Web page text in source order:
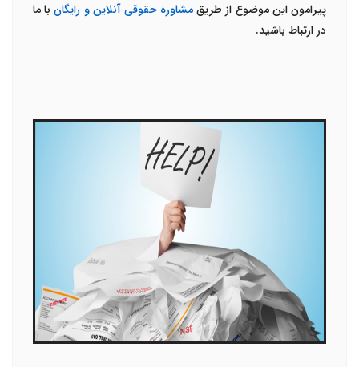
پیرامون این موضوع از طریقمشاوره حقوقی آنلاین و رایگانبا ما
در ارتباط باشید.